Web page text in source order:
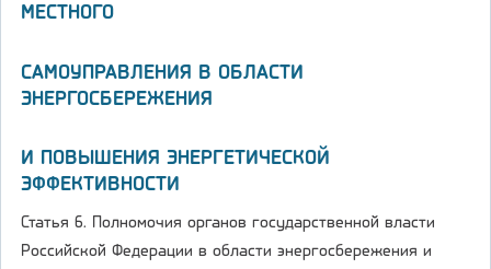
МЕСТНОГО
САМОУПРАВЛЕНИЯ В ОБЛАСТИ
ЭНЕРГОСБЕРЕЖЕНИЯ
И ПОВЫШЕНИЯ ЭНЕРГЕТИЧЕСКОЙ
ЭФФЕКТИВНОСТИ
Статья 6. Полномочия органов государственной власти
Российской Федерации в области энергосбережения и